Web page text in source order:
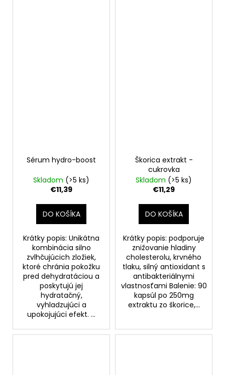
Sérum hydro-boost
Skladom (>5 ks)
€11,39
DO KOŠÍKA
Krátky popis: Unikátna
kombinácia silno
zvlhčujúcich zložiek,
ktoré chránia pokožku
pred dehydratáciou a
poskytujú jej
hydratačný,
vyhladzujúci a
upokojujúci efekt. ...
Škorica extrakt -
cukrovka
Skladom (>5 ks)
€11,29
DO KOŠÍKA
Krátky popis: podporuje
znižovanie hladiny
cholesterolu, krvného
tlaku, silný antioxidant s
antibakteriálnymi
vlastnosťami Balenie: 90
kapsúl po 250mg
extraktu zo škorice,...